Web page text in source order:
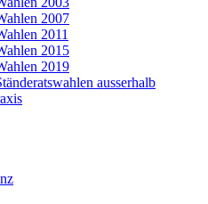
2007
2011
2015
2019
ausserhalb